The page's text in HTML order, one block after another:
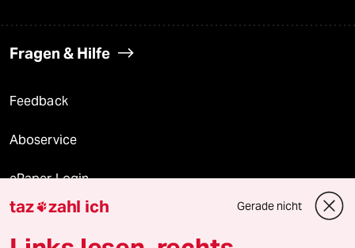
Fragen & Hilfe
Feedback
Aboservice
ePaper Login
Downloads für Abonnierende
taz zahl ich Gerade nicht